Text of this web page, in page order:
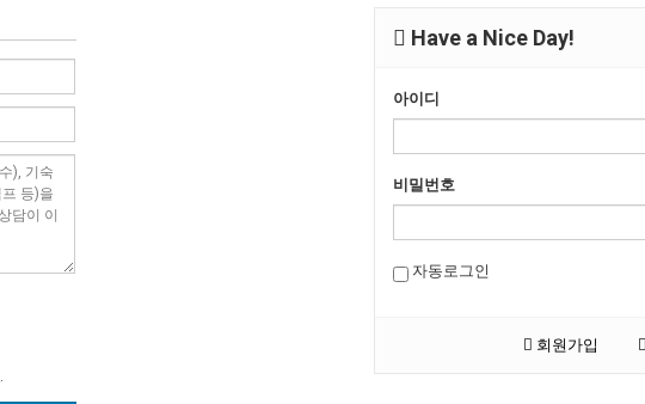
Have a Nice Day!
아이디
비밀번호
자동로그인
회원가입